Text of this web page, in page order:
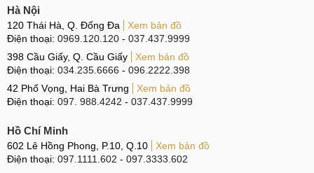
Hà Nội
120 Thái Hà, Q. Đống Đa
Xem bản đồ
Điện thoại: 0969.120.120 - 037.437.9999
398 Cầu Giấy, Q. Cầu Giấy
Xem bản đồ
Điện thoại: 034.235.6666 - 096.2222.398
42 Phố Vọng, Hai Bà Trưng
Xem bản đồ
Điện thoại: 097. 988.4242 - 037.437.9999
Hồ Chí Minh
602 Lê Hồng Phong, P.10, Q.10
Xem bản đồ
Điện thoại: 097.1111.602 - 097.3333.602